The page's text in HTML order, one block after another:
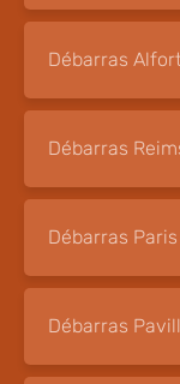
Débarras
Débarras
Débarras
Débarras